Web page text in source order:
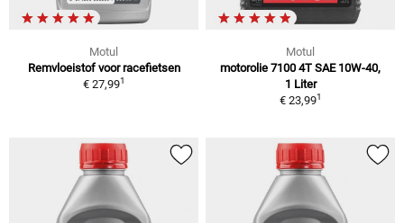
Motul
Remvloeistof voor racefietsen
€ 27,991
Motul
motorolie 7100 4T SAE 10W-40,
1 Liter
€ 23,991